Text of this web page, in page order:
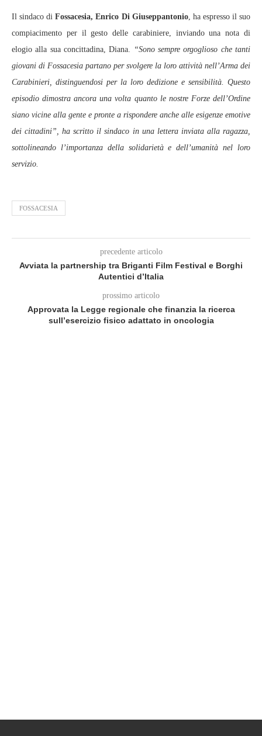
Il sindaco diFossacesia, Enrico Di Giuseppantonio, ha espresso il suo
compiacimento per il gesto delle carabiniere, inviando una nota di
elogio alla sua concittadina, Diana.
“Sono sempre orgoglioso che tanti
giovani di Fossacesia partano per svolgere la loro attività nell’Arma dei
Carabinieri, distinguendosi per la loro dedizione e sensibilità. Questo
episodio dimostra ancora una volta quanto le nostre Forze dell’Ordine
siano vicine alla gente e pronte a rispondere anche alle esigenze emotive
dei cittadini”, ha scritto il sindaco in una lettera inviata alla ragazza,
sottolineando l’importanza della solidarietà e dell’umanità nel loro
servizio.
FOSSACESIA
precedente articolo
Avviata la partnership tra Briganti Film Festival e Borghi
Autentici d’Italia
prossimo articolo
Approvata la Legge regionale che finanzia la ricerca
sull’esercizio fisico adattato in oncologia